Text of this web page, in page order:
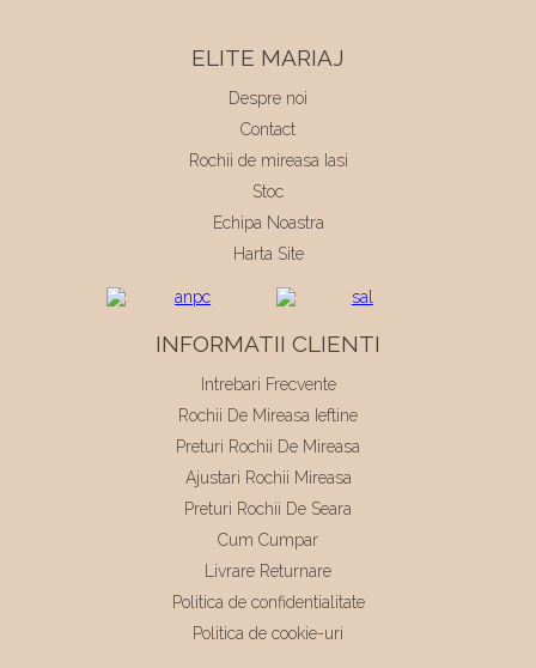
ELITE MARIAJ
Despre noi
Contact
Rochii de mireasa Iasi
Stoc
Echipa Noastra
Harta Site
INFORMATII CLIENTI
Intrebari Frecvente
Rochii De Mireasa Ieftine
Preturi Rochii De Mireasa
Ajustari Rochii Mireasa
Preturi Rochii De Seara
Cum Cumpar
Livrare Returnare
Politica de confidentialitate
Politica de cookie-uri